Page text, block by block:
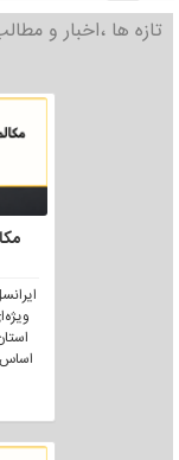
تازه ها ،اخبار و
اساس